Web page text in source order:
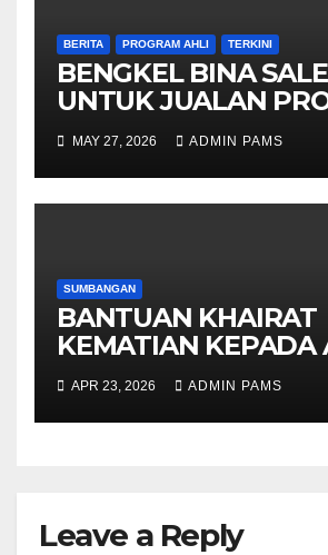
BERITA PROGRAM AHLI TERKINI
BENGKEL BINA
UNTUK JUALAN
MAY 27, 2026 ADMIN PAMS
SUMBANGAN
BANTUAN KHAIRAT
KEMATIAN KEPADA
PAMS
APR 23, 2026 ADMIN PAMS
Leave a Reply